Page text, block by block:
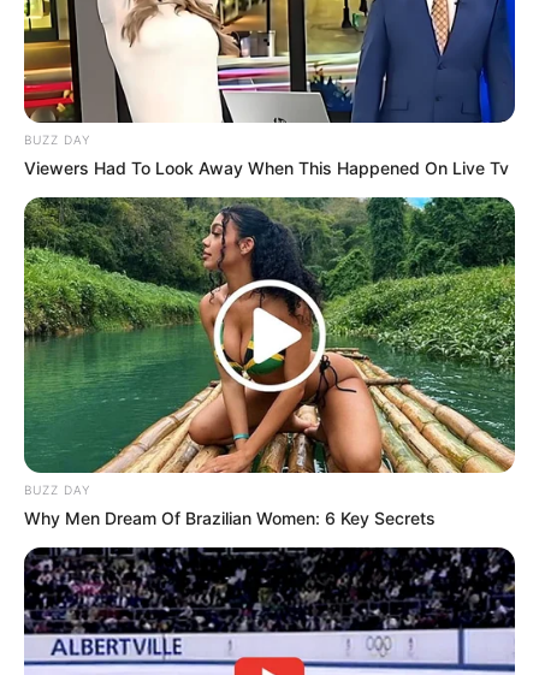
BUZZ DAY
Viewers Had To Look Away When This Happened On Live Tv
BUZZ DAY
Why Men Dream Of Brazilian Women: 6 Key Secrets